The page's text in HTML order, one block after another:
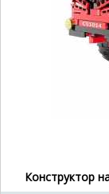
Конструктор